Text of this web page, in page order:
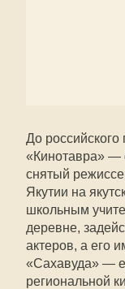
До российского
«Кинотавра» —
снятый
Якутии на
школьным
деревне,
актеров, а его
«Сахавуда» —
региональной